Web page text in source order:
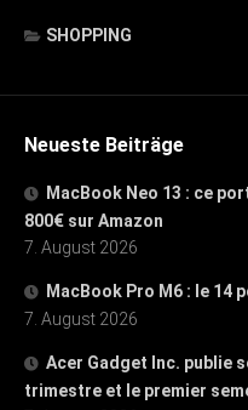
SHOPPING
Neueste Beiträge
MacBook Neo 13 : ce
800€ sur Amazon
7. August 2026
MacBook Pro M6 : le 14
7. August 2026
Acer Gadget Inc. publie
trimestre et le premier